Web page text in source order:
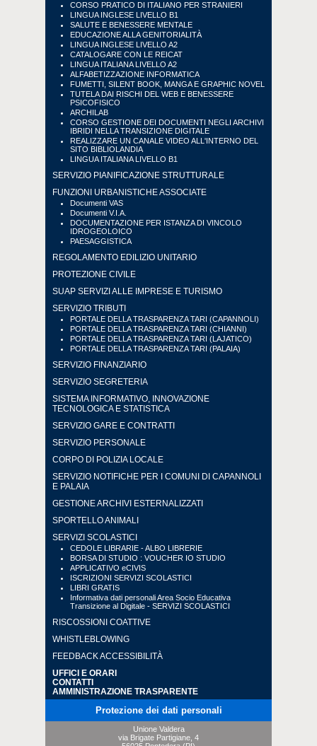
CORSO PRATICO DI ITALIANO PER STRANIERI
LINGUA INGLESE LIVELLO B1
SALUTE E BENESSERE MENTALE
EDUCAZIONE ALLA GENITORIALITÀ
LINGUA INGLESE LIVELLO A2
CATALOGARE CON LE REICAT
LINGUA ITALIANA LIVELLO A2
ALFABETIZZAZIONE INFORMATICA
FUMETTI, SILENT BOOK, MANGA E GRAPHIC NOVEL
TUTELA DAI RISCHI DEL WEB E BENESSERE
PSICOFISICO
ARCHILAB
CORSO GESTIONE DEI DOCUMENTI NEGLI ARCHIVI
IBRIDI NELLA TRANSIZIONE DIGITALE
REALIZZARE UN CANALE VIDEO ALL'INTERNO DEL
SITO BIBLIOLANDIA
LINGUA ITALIANA LIVELLO B1
SERVIZIO PIANIFICAZIONE STRUTTURALE
FUNZIONI URBANISTICHE ASSOCIATE
Documenti VAS
Documenti V.I.A.
DOCUMENTAZIONE PER ISTANZA DI VINCOLO
IDROGEOLOICO
PAESAGGISTICA
REGOLAMENTO EDILIZIO UNITARIO
PROTEZIONE CIVILE
SUAP SERVIZI ALLE IMPRESE E TURISMO
SERVIZIO TRIBUTI
PORTALE DELLA TRASPARENZA TARI (CAPANNOLI)
PORTALE DELLA TRASPARENZA TARI (CHIANNI)
PORTALE DELLA TRASPARENZA TARI (LAJATICO)
PORTALE DELLA TRASPARENZA TARI (PALAIA)
SERVIZIO FINANZIARIO
SERVIZIO SEGRETERIA
SISTEMA INFORMATIVO, INNOVAZIONE
TECNOLOGICA E STATISTICA
SERVIZIO GARE E CONTRATTI
SERVIZIO PERSONALE
CORPO DI POLIZIA LOCALE
SERVIZIO NOTIFICHE PER I COMUNI DI CAPANNOLI
E PALAIA
GESTIONE ARCHIVI ESTERNALIZZATI
SPORTELLO ANIMALI
SERVIZI SCOLASTICI
CEDOLE LIBRARIE - ALBO LIBRERIE
BORSA DI STUDIO : VOUCHER IO STUDIO
APPLICATIVO eCIVIS
ISCRIZIONI SERVIZI SCOLASTICI
LIBRI GRATIS
Informativa dati personali Area Socio Educativa
Transizione al Digitale - SERVIZI SCOLASTICI
RISCOSSIONI COATTIVE
WHISTLEBLOWING
FEEDBACK ACCESSIBILITÀ
UFFICI E ORARI
CONTATTI
AMMINISTRAZIONE TRASPARENTE
Protezione dei dati personali
Unione Valdera
via Brigate Partigiane, 4